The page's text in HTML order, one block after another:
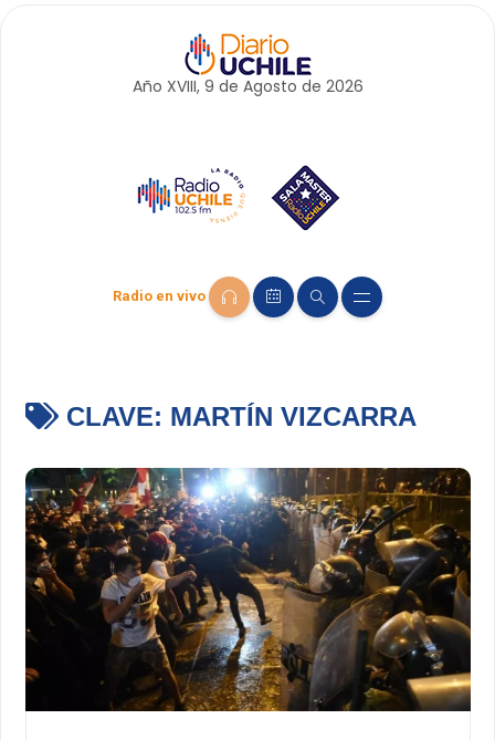
Año XVIII, 9 de Agosto de 2026
Radio en vivo
CLAVE: MARTÍN VIZCARRA